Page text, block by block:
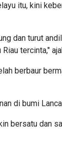
itu, kini
dan turut
tercinta,"
berbaur
di bumi
bersatu dan